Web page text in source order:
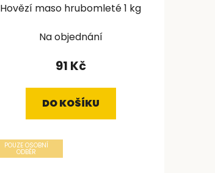
Hovězí maso hrubomleté 1 kg
Na objednání
91 Kč
DO KOŠÍKU
POUZE OSOBNÍ
ODBĚR